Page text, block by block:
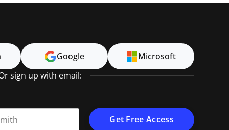
Google Microsoft
sign up with email: